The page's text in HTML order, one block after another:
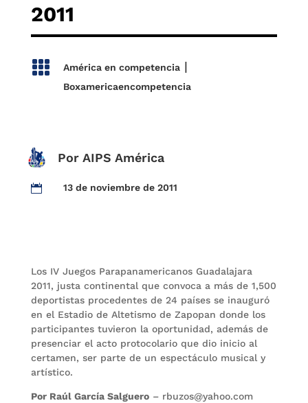
2011
 América en competencia|
Boxamericaencompetencia
Por AIPS América
 13 de noviembre de 2011
Los IV Juegos Parapanamericanos Guadalajara
2011, justa continental que convoca a más de 1,500
deportistas procedentes de 24 países se inauguró
en el Estadio de Altetismo de Zapopan donde los
participantes tuvieron la oportunidad, además de
presenciar el acto protocolario que dio inicio al
certamen, ser parte de un espectáculo musical y
artístico.
Por Raúl García Salguero– rbuzos@yahoo.com